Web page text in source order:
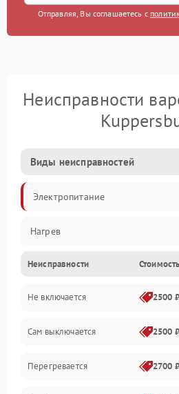
Отправляя, Вы соглашаетесь с
Неисправности
Виды неисправностей
Электропитание
Нагрев
Неисправности Стоимость
Не включается 2500 ₽
Сам выключается 2500 ₽
Перегревается 2700 ₽